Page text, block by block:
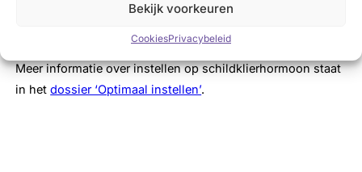
Bekijk voorkeuren
CookiesPrivacybeleid
de behandelaar zodat je samen tot een beter resultaat
Meer informatie over instellen op schildklierhormoon staat
in hetdossier ‘Optimaal instellen’.